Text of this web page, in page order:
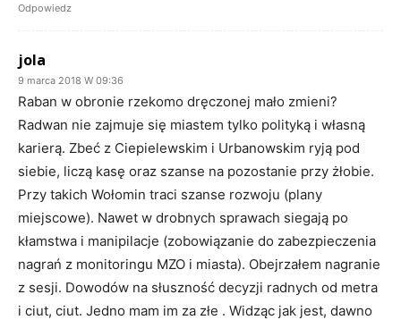
Odpowiedz
jola
9 marca 2018 W 09:36
Raban w obronie rzekomo dręczonej mało zmieni?
Radwan nie zajmuje się miastem tylko polityką i własną
karierą. Zbeć z Ciepielewskim i Urbanowskim ryją pod
siebie, liczą kasę oraz szanse na pozostanie przy żłobie.
Przy takich Wołomin traci szanse rozwoju (plany
miejscowe). Nawet w drobnych sprawach siegają po
kłamstwa i manipilacje (zobowiązanie do zabezpieczenia
nagrań z monitoringu MZO i miasta). Obejrzałem nagranie
z sesji. Dowodów na słuszność decyzji radnych od metra
i ciut, ciut. Jedno mam im za złe . Widząc jak jest, dawno